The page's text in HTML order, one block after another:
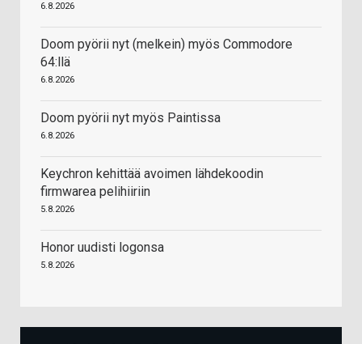
6.8.2026
Doom pyörii nyt (melkein) myös Commodore
64:llä
6.8.2026
Doom pyörii nyt myös Paintissa
6.8.2026
Keychron kehittää avoimen lähdekoodin
firmwarea pelihiiriin
5.8.2026
Honor uudisti logonsa
5.8.2026